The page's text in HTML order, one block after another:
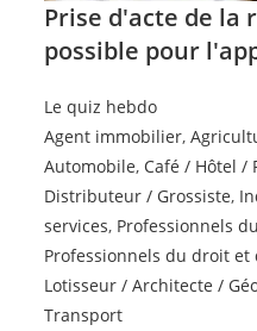
Prise d'acte de
possible pour
Le quiz hebdo
Agent immobilier,
Automobile, Café / Hôtel /
Distributeur / Grossiste,
services, Professionnels
Professionnels du droit
Lotisseur / Architecte /
Transport